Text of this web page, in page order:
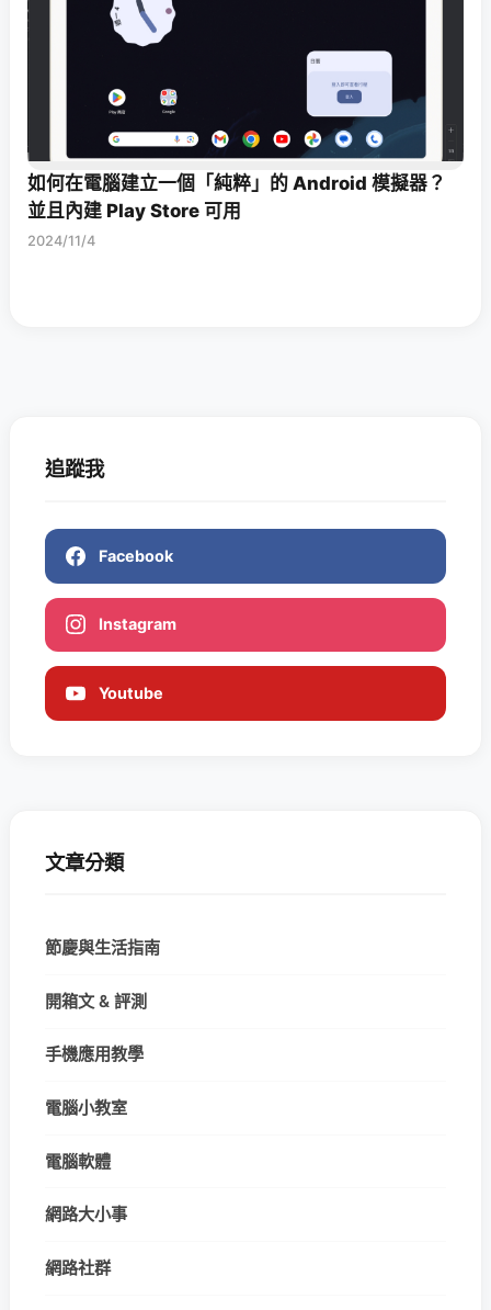
如何在電腦建立一個「純粹」的 Android 模擬器？
並且內建 Play Store 可用
2024/11/4
追蹤我
Facebook
Instagram
Youtube
文章分類
節慶與生活指南
開箱文 & 評測
手機應用教學
電腦小教室
電腦軟體
網路大小事
網路社群